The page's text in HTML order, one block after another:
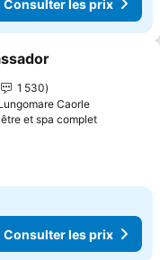
Consulter les prix
mes favoris
1 530
Caorle
et spa complet
Consulter les prix